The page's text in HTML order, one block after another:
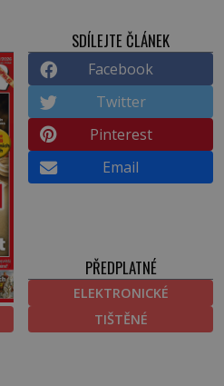
SDÍLEJTE ČLÁNEK
Facebook
Twitter
Pinterest
Email
PŘEDPLATNÉ
ELEKTRONICKÉ
TIŠTĚNÉ